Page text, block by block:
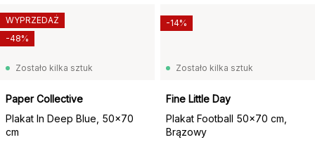
Zostało kilka sztuk
Paper Collective
Plakat In Deep Blue, 50x70
cm
WYPRZEDAŻ
-48%
Zostało kilka sztuk
Fine Little Day
Plakat Football 50x70 cm,
Brązowy
-14%